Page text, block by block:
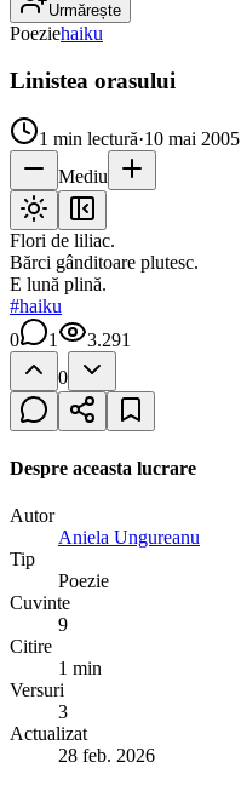
Urmărește
Poeziehaiku
Linistea orasului
1 min lectură·10 mai 2005
Mediu
Flori de liliac.
Bărci gânditoare plutesc.
E lună plină.
#haiku
0
1
3.291
0
Despre aceasta lucrare
Autor
Aniela Ungureanu
Tip
Poezie
Cuvinte
9
Citire
1 min
Versuri
3
Actualizat
28 feb. 2026